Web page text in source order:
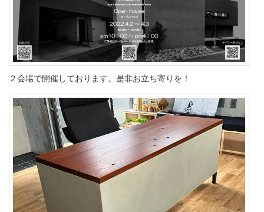
２会場で開催しております。是非お立ち寄りを！